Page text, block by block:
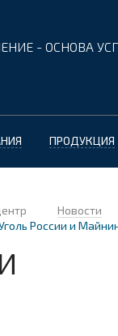
- ОСНОВА
ПРОДУКЦИЯ
Новости
России и